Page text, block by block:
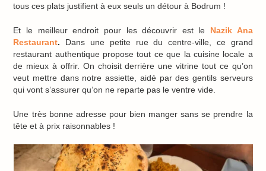
tous ces plats justifient à eux seuls un détour à Bodrum !
Et le meilleur endroit pour les découvrir est le Nazik Ana
Restaurant. Dans une petite rue du centre-ville, ce grand
restaurant authentique propose tout ce que la cuisine locale a
de mieux à offrir. On choisit derrière une vitrine tout ce qu’on
veut mettre dans notre assiette, aidé par des gentils serveurs
qui vont s’assurer qu’on ne reparte pas le ventre vide.
Une très bonne adresse pour bien manger sans se prendre la
tête et à prix raisonnables !